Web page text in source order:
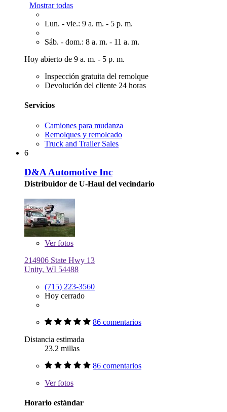
Mostrar todas
Lun. - vie.: 9 a. m. - 5 p. m.
Sáb. - dom.: 8 a. m. - 11 a. m.
Hoy abierto de 9 a. m. - 5 p. m.
Inspección gratuita del remolque
Devolución del cliente 24 horas
Servicios
Camiones para mudanza
Remolques y remolcado
Truck and Trailer Sales
6
D&A Automotive Inc
Distribuidor de U-Haul del vecindario
Verfotos
214906 State Hwy 13
Unity, WI 54488
(715) 223-3560
Hoy cerrado
86 comentarios
Distancia estimada
23.2 millas
86 comentarios
Verfotos
Horario estándar